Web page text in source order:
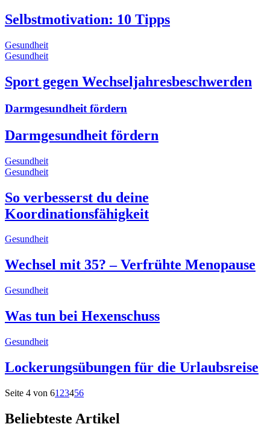
Selbstmotivation: 10 Tipps
Gesundheit
Gesundheit
Sport gegen Wechseljahresbeschwerden
Darmgesundheit fördern
Darmgesundheit fördern
Gesundheit
Gesundheit
So verbesserst du deine
Koordinationsfähigkeit
Gesundheit
Wechsel mit 35? – Verfrühte Menopause
Gesundheit
Was tun bei Hexenschuss
Gesundheit
Lockerungsübungen für die Urlaubsreise
Seite 4 von 61 23456
Beliebteste Artikel